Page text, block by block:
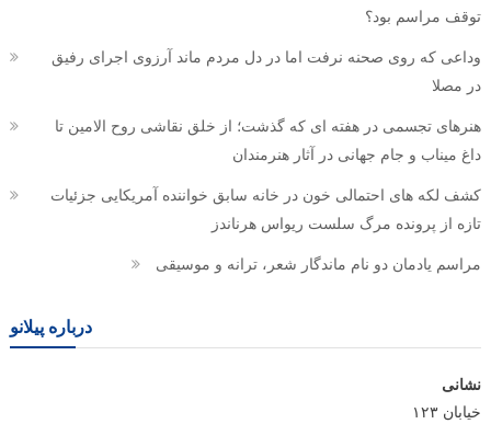
توقف مراسم بود؟
وداعی که روی صحنه نرفت اما در دل مردم ماند آرزوی اجرای رفیق
در مصلا
هنرهای تجسمی در هفته ای که گذشت؛ از خلق نقاشی روح الامین تا
داغ میناب و جام جهانی در آثار هنرمندان
کشف لکه های احتمالی خون در خانه سابق خواننده آمریکایی جزئیات
تازه از پرونده مرگ سلست ریواس هرناندز
مراسم یادمان دو نام ماندگار شعر، ترانه و موسیقی
درباره پیلانو
نشانی
خیابان ۱۲۳